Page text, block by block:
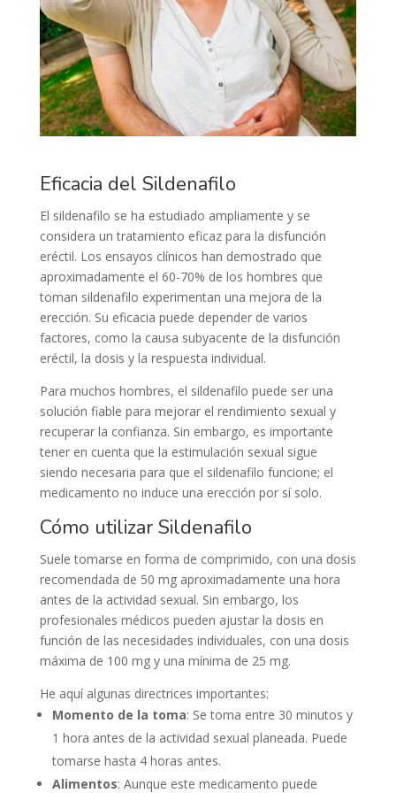
Eficacia del Sildenafilo
El sildenafilo se ha estudiado ampliamente y se
considera un tratamiento eficaz para la disfunción
eréctil. Los ensayos clínicos han demostrado que
aproximadamente el 60-70% de los hombres que
toman sildenafilo experimentan una mejora de la
erección. Su eficacia puede depender de varios
factores, como la causa subyacente de la disfunción
eréctil, la dosis y la respuesta individual.
Para muchos hombres, el sildenafilo puede ser una
solución fiable para mejorar el rendimiento sexual y
recuperar la confianza. Sin embargo, es importante
tener en cuenta que la estimulación sexual sigue
siendo necesaria para que el sildenafilo funcione; el
medicamento no induce una erección por sí solo.
Cómo utilizar Sildenafilo
Suele tomarse en forma de comprimido, con una dosis
recomendada de 50 mg aproximadamente una hora
antes de la actividad sexual. Sin embargo, los
profesionales médicos pueden ajustar la dosis en
función de las necesidades individuales, con una dosis
máxima de 100 mg y una mínima de 25 mg.
He aquí algunas directrices importantes:
Momento de la toma: Se toma entre 30 minutos y
1 hora antes de la actividad sexual planeada. Puede
tomarse hasta 4 horas antes.
Alimentos: Aunque este medicamento puede